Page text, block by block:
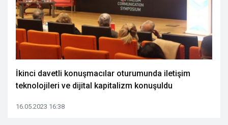
İkinci davetli konuşmacılar oturumunda iletişim
teknolojileri ve dijital kapitalizm konuşuldu
16.05.2023 16:38